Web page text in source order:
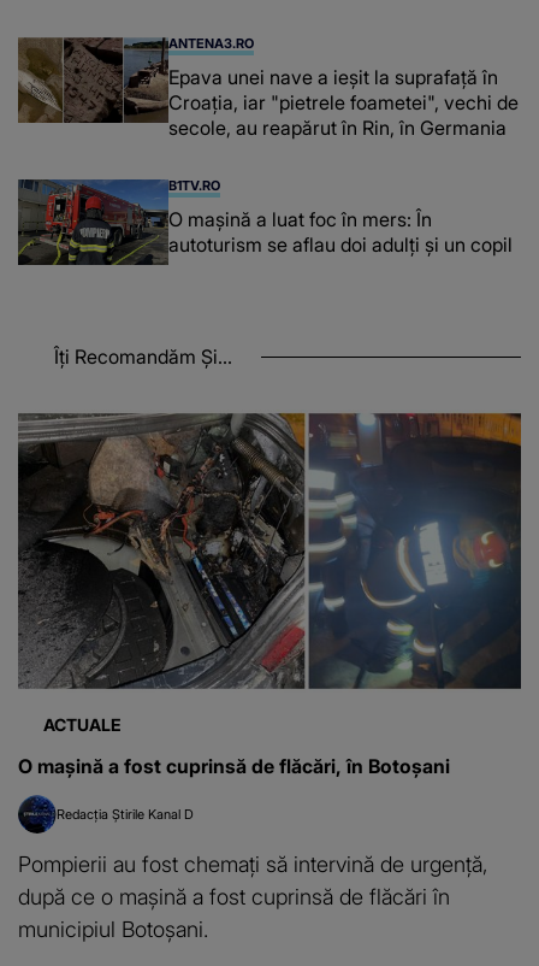
ANTENA3.RO
Epava unei nave a ieșit la suprafață în
Croația, iar "pietrele foametei", vechi de
secole, au reapărut în Rin, în Germania
B1TV.RO
O maşină a luat foc în mers: În
autoturism se aflau doi adulți și un copil
Îți Recomandăm Și...
ACTUALE
O mașină a fost cuprinsă de flăcări, în Botoșani
Redacția Știrile Kanal D
Pompierii au fost chemați să intervină de urgență,
după ce o mașină a fost cuprinsă de flăcări în
municipiul Botoșani.